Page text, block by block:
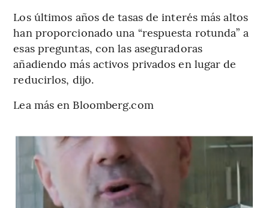
Los últimos años de tasas de interés más altos
han proporcionado una “respuesta rotunda” a
esas preguntas, con las aseguradoras
añadiendo más activos privados en lugar de
reducirlos, dijo.
Lea más en Bloomberg.com